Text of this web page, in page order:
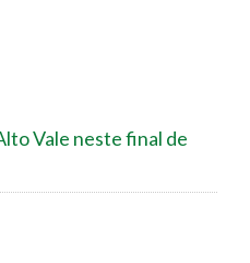
Vale neste final de